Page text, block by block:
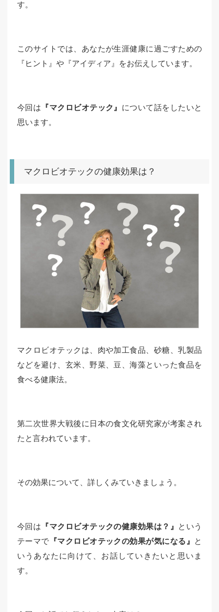
す。
このサイトでは、あなたが生涯健康に過ごすための
『ヒント』や『アイディア』をお伝えしています。
今回は 『マクロビオテック』 について話をしたいと
思います。
マクロビオテックの健康効果は？
マクロビオテックは、肉や加工食品、砂糖、乳製品
などを避け、玄米、野菜、豆、海藻といった食品を
食べる健康法。
第二次世界大戦後に日本の食文化研究家が考案され
たと言われています。
その効果について、詳しくみていきましょう。
今回は 『マクロビオテックの健康効果は？』
という
テーマで 『マクロビオテックの効果が気になる』
と
いうあなたに向けて、お話していきたいと思いま
す。